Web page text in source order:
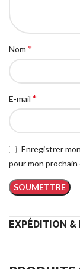
Nom *
E-mail *
Enregistrer
pour mon
EXPÉDITION &